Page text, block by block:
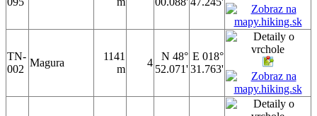
TN-
002
Magura
1141
m
4
N 48°
52.071'
E 018°
31.763'